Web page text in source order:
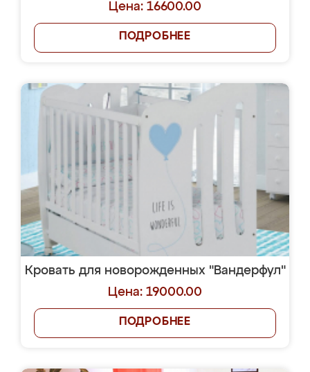
Цена: 16600.00
ПОДРОБНЕЕ
Кровать для новорожденных "Вандерфул"
Цена: 19000.00
ПОДРОБНЕЕ